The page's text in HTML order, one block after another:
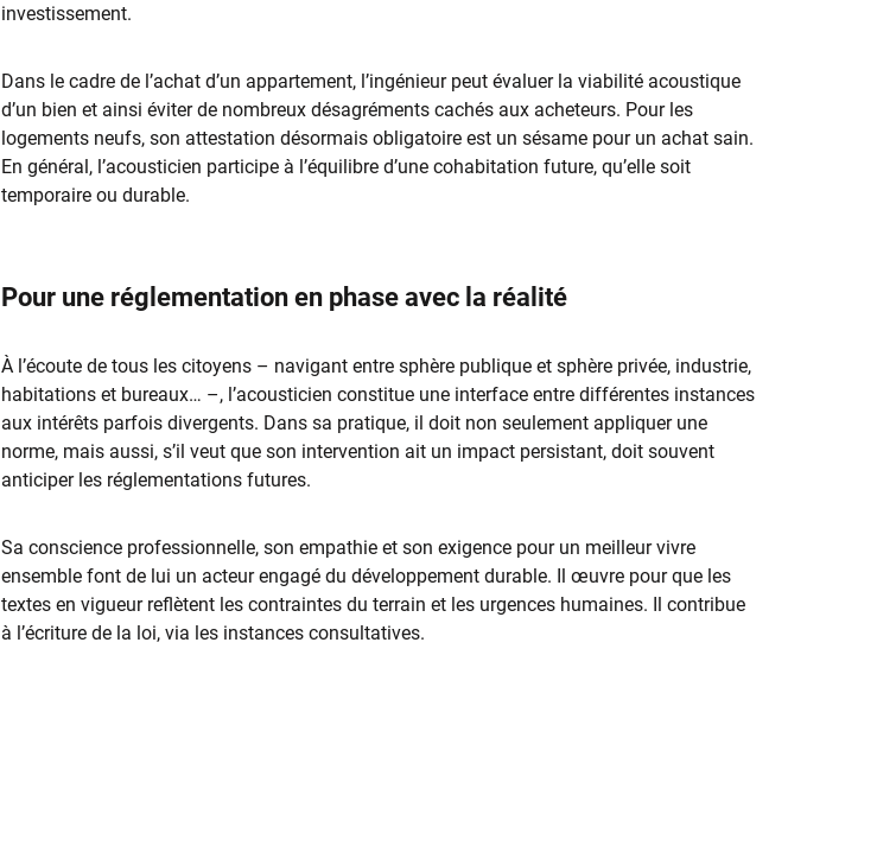
investissement.
Dans le cadre de l’achat d’un appartement, l’ingénieur peut évaluer la viabilité acoustique
d’un bien et ainsi éviter de nombreux désagréments cachés aux acheteurs. Pour les
logements neufs, son attestation désormais obligatoire est un sésame pour un achat sain.
En général, l’acousticien participe à l’équilibre d’une cohabitation future, qu’elle soit
temporaire ou durable.
Pour une réglementation en phase avec la réalité
À l’écoute de tous les citoyens – navigant entre sphère publique et sphère privée, industrie,
habitations et bureaux… –, l’acousticien constitue une interface entre différentes instances
aux intérêts parfois divergents. Dans sa pratique, il doit non seulement appliquer une
norme, mais aussi, s’il veut que son intervention ait un impact persistant, doit souvent
anticiper les réglementations futures.
Sa conscience professionnelle, son empathie et son exigence pour un meilleur vivre
ensemble font de lui un acteur engagé du développement durable. Il œuvre pour que les
textes en vigueur reflètent les contraintes du terrain et les urgences humaines. Il contribue
à l’écriture de la loi, via les instances consultatives.